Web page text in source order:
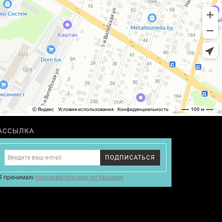
ПОДПИСАТЬСЯ
принимаю пользовательское соглашения